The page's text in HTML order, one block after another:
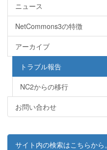
ニュース
NetCommons3の特徴
アーカイブ
トラブル報告
NC2からの移行
お問い合わせ
サイト内の検索はこちらから。